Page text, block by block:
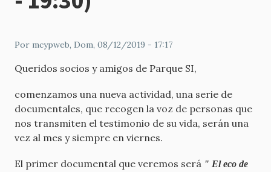
Por mcypweb, Dom, 08/12/2019 - 17:17
Queridos socios y amigos de Parque SI,
comenzamos una nueva actividad, una serie de
documentales, que recogen la voz de personas que
nos transmiten el testimonio de su vida, serán una
vez al mes y siempre en viernes.
El primer documental que veremos será " El eco de